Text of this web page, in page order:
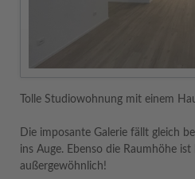
Tolle Studiowohnung mit einem
Die imposante Galerie fällt gleich
ins Auge. Ebenso die Raumhöhe
außergewöhnlich!